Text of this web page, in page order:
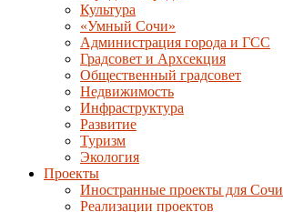
Культура
«Умный Сочи»
Администрация города и ГСС
Градсовет и Архсекция
Общественный градсовет
Недвижимость
Инфраструктура
Развитие
Туризм
Экология
Проекты
Иностранные проекты для Сочи
Реализации проектов